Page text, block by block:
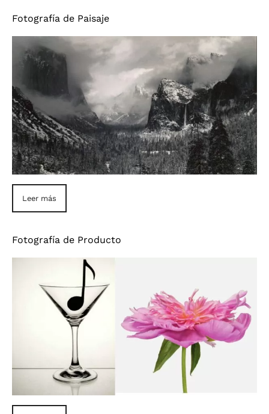
Fotografía de Paisaje
Leer más
Fotografía de Producto